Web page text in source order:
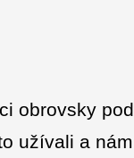
obrovsky
užívali a